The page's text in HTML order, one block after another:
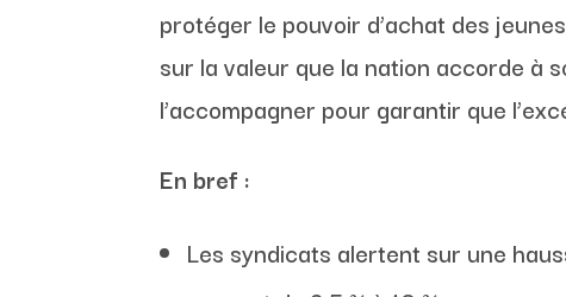
protéger le pouvoir d’achat des
sur la valeur que la nation accorde à
l’accompagner pour garantir que
En bref :
Les syndicats alertent sur une